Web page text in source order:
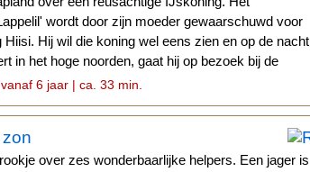
wordt door zijn moeder gewaarschuwd voor
Hij wil die koning wel eens zien en op de nacht
in het hoge noorden, gaat hij op bezoek bij de
6 jaar | ca. 33 min.
over zes wonderbaarlijke helpers. Een jager is